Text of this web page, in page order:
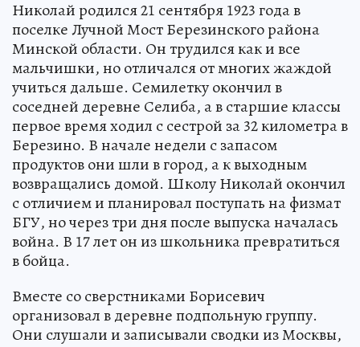
Николай родился 21 сентября 1923 года в
поселке Лучной Мост Березинского района
Минской области. Он трудился как и все
мальчишки, но отличался от многих жаждой
учиться дальше. Семилетку окончил в
соседней деревне Селиба, а в старшие классы
первое время ходил с сестрой за 32 километра в
Березино. В начале недели с запасом
продуктов они шли в город, а к выходным
возвращались домой. Школу Николай окончил
с отличием и планировал поступать на физмат
БГУ, но через три дня после выпуска началась
война. В 17 лет он из школьника превратиться
в бойца.
Вместе со сверстниками Борисевич
организовал в деревне подпольную группу.
Они слушали и записывали сводки из Москвы,